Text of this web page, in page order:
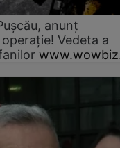
anunț
Vedeta a